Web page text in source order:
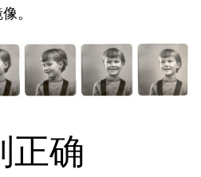
。
正确